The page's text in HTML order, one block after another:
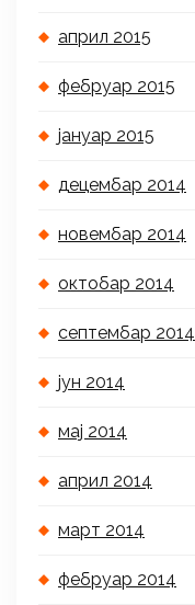
април 2015
фебруар 2015
јануар 2015
децембар 2014
новембар 2014
октобар 2014
септембар 2014
јун 2014
мај 2014
април 2014
март 2014
фебруар 2014